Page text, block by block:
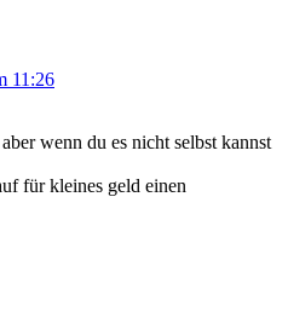
11:26
wenn du es nicht selbst kannst
für kleines geld einen